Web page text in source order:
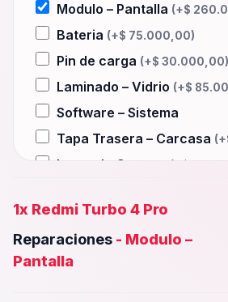
Modulo – Pantalla (+$
Bateria (+$ 75.000,00)
Pin de carga (+$ 30.000,00)
Laminado – Vidrio (+$
Software – Sistema
Tapa Trasera – Carcasa (+
Lente de Camara
Wifi – Señal – Antena
Camara Trasera(+$
Camara frontal, Selfie –
1x Redmi Turbo 4 Pro
Reparaciones - Modulo –
Pantalla